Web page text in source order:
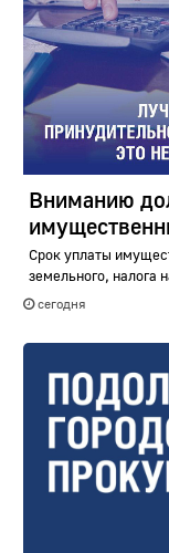
Вниманию
Срок уплаты
земельного, налога
сегодня